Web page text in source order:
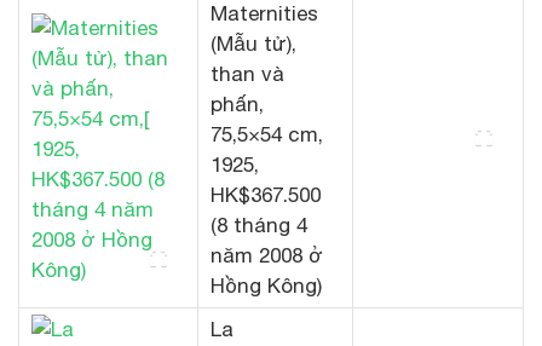
Maternities
(Mẫu tử),
than và
phấn,
75,5×54 cm,
1925,
HK$367.500
(8 tháng 4
năm 2008 ở
Hồng Kông)
La